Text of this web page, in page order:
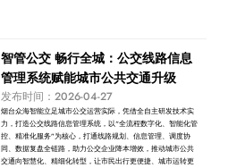
智管公交 畅行全城：公交线路信息
管理系统赋能城市公共交通升级
发布时间：2026-04-27
烟台众海智能立足城市公交运营实际，凭借全自主研发技术实
力，打造公交线路信息管理系统，以“全流程数字化、智能化管
控、精准化服务”为核心，打通线路规划、信息管理、调度协
同、数据复盘全链路，助力公交企业降本增效，推动城市公共
交通向智慧化、精细化转型，让市民出行更便捷、城市运转更